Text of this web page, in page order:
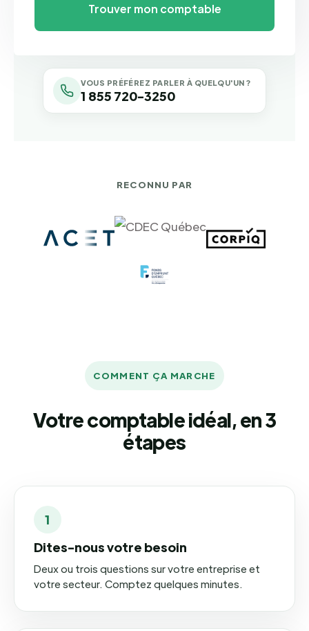
VOUS PRÉFÉREZ PARLER À QUELQU'UN ?
1 855 720-3250
RECONNU PAR
COMMENT ÇA MARCHE
Votre comptable idéal, en 3
étapes
1
Dites-nous votre besoin
Deux ou trois questions sur votre entreprise et
votre secteur. Comptez quelques minutes.